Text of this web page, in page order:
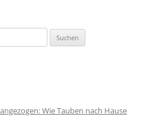
Wie Tauben nach Hause